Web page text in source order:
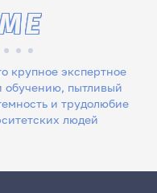
крупное экспертное
обучению, пытливый
людей